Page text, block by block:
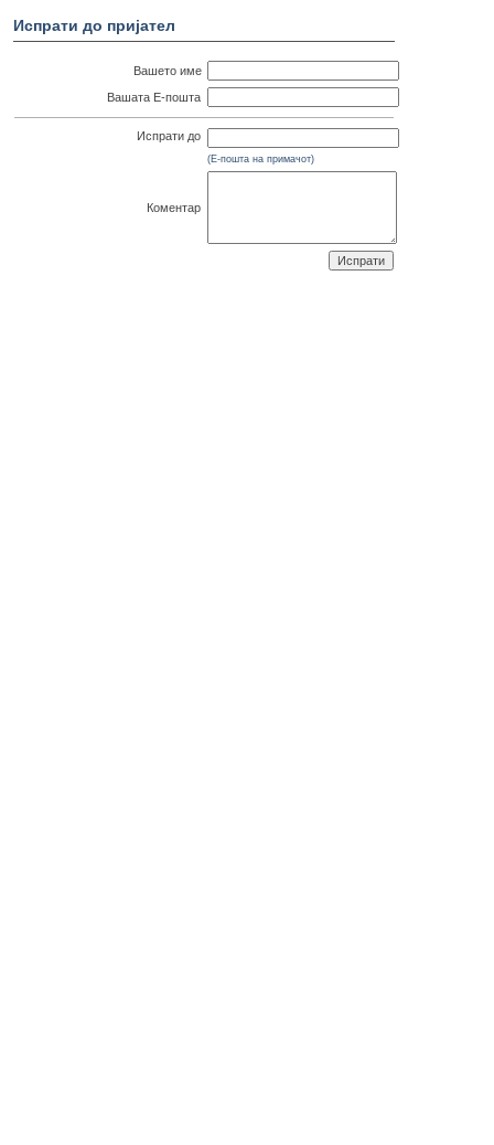
Испрати до пријател
Вашето име
Вашата Е-пошта
Испрати до
(Е-пошта на примачот)
Коментар